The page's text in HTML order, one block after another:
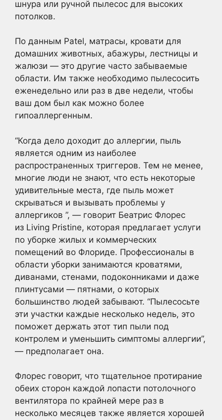
шнура или ручной пылесос для высоких
потолков.
По данным Patel, матрасы, кровати для
домашних животных, абажуры, лестницы и
жалюзи — это другие часто забываемые
области. Им также необходимо пылесосить
еженедельно или раз в две недели, чтобы
ваш дом был как можно более
гипоаллергенным.
“Когда дело доходит до аллергии, пыль
является одним из наиболее
распространенных триггеров. Тем не менее,
многие люди не знают, что есть некоторые
удивительные места, где пыль может
скрываться и вызывать проблемы у
аллергиков ”, — говорит Беатрис Флорес
из Living Pristine, которая предлагает услуги
по уборке жилых и коммерческих
помещений во Флориде. Профессионалы в
области уборки занимаются кроватями,
диванами, стенами, подоконниками и даже
плинтусами — пятнами, о которых
большинство людей забывают. “Пылесосьте
эти участки каждые несколько недель, это
поможет держать этот тип пыли под
контролем и уменьшить симптомы аллергии”,
— предполагает она.
Флорес говорит, что тщательное протирание
обеих сторон каждой лопасти потолочного
вентилятора по крайней мере раз в
несколько месяцев также является хорошей